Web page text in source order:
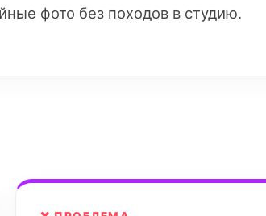
фото без походов в студию.